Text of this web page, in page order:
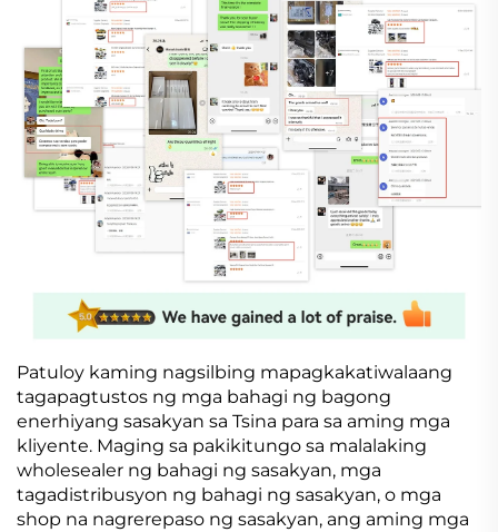
Patuloy kaming nagsilbing mapagkakatiwalaang
tagapagtustos ng mga bahagi ng bagong
enerhiyang sasakyan sa Tsina para sa aming mga
kliyente. Maging sa pakikitungo sa malalaking
wholesealer ng bahagi ng sasakyan, mga
tagadistribusyon ng bahagi ng sasakyan, o mga
shop na nagrerepaso ng sasakyan, ang aming mga